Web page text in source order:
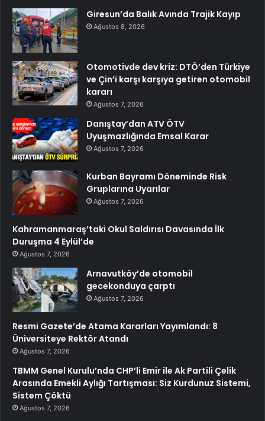
Giresun’da Balık Avında Trajik Kayıp
Ağustos 8, 2026
Otomotivde dev kriz: DTÖ’den Türkiye
ve Çin’i karşı karşıya getiren otomobil
kararı
Ağustos 7, 2026
Danıştay’dan ATV ÖTV
Uyuşmazlığında Emsal Karar
Ağustos 7, 2026
Kurban Bayramı Döneminde Risk
Gruplarına Uyarılar
Ağustos 7, 2026
Kahramanmaraş’taki Okul Saldırısı Davasında İlk
Duruşma 4 Eylül’de
Ağustos 7, 2026
Arnavutköy’de otomobil
gecekonduya çarptı
Ağustos 7, 2026
Resmi Gazete’de Atama Kararları Yayımlandı: 8
Üniversiteye Rektör Atandı
Ağustos 7, 2026
TBMM Genel Kurulu’nda CHP’li Emir ile Ak Partili Çelik
Arasında Emekli Aylığı Tartışması: Siz Kurdunuz Sistemi,
Sistem Çöktü
Ağustos 7, 2026